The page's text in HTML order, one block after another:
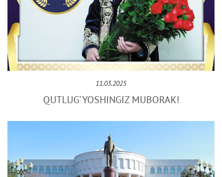
11.03.2025
QUTLUG‘ YOSHINGIZ MUBORAK!